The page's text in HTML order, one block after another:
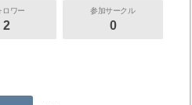
ロワー
2
参加サークル
0